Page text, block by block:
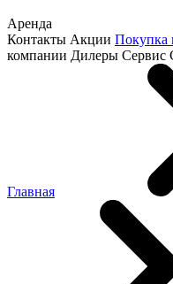
Аренда
Контакты Акции Покупка
компании Дилеры Сервис
Главная